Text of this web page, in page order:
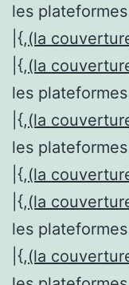
les
|{,(la
|{,(la
les
|{,(la
les
|{,(la
|{,(la
les
|{,(la